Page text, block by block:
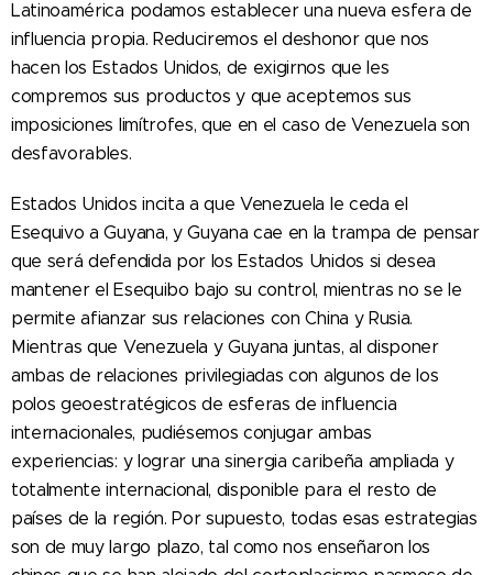
Latinoamérica podamos establecer una nueva esfera de
influencia propia. Reduciremos el deshonor que nos
hacen los Estados Unidos, de exigirnos que les
compremos sus productos y que aceptemos sus
imposiciones limítrofes, que en el caso de Venezuela son
desfavorables.
Estados Unidos incita a que Venezuela le ceda el
Esequivo a Guyana, y Guyana cae en la trampa de pensar
que será defendida por los Estados Unidos si desea
mantener el Esequibo bajo su control, mientras no se le
permite afianzar sus relaciones con China y Rusia.
Mientras que Venezuela y Guyana juntas, al disponer
ambas de relaciones privilegiadas con algunos de los
polos geoestratégicos de esferas de influencia
internacionales, pudiésemos conjugar ambas
experiencias: y lograr una sinergia caribeña ampliada y
totalmente internacional, disponible para el resto de
países de la región. Por supuesto, todas esas estrategias
son de muy largo plazo, tal como nos enseñaron los